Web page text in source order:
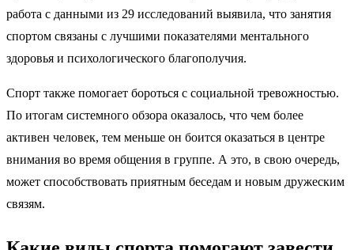
работа с данными из 29 исследований выявила, что занятия
спортом связаны с лучшими показателями ментального
здоровья и психологического благополучия.
Спорт также помогает бороться с социальной тревожностью.
По итогам системного обзора оказалось, что чем более
активен человек, тем меньше он боится оказаться в центре
внимания во время общения в группе. А это, в свою очередь,
может способствовать приятным беседам и новым дружеским
связям.